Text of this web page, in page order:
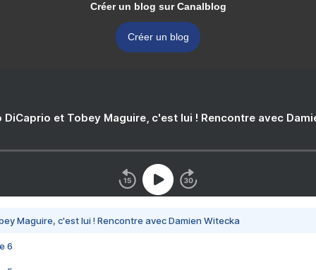
Créer un blog sur Canalblog
Créer un blog
DiCaprio et Tobey Maguire, c'est lui ! Rencontre avec
Maguire, c'est lui ! Rencontre avec Damien Witecka
6